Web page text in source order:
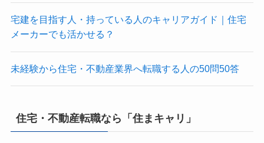
宅建を目指す人・持っている人のキャリアガイド｜住宅
メーカーでも活かせる？
未経験から住宅・不動産業界へ転職する人の50問50答
住宅・不動産転職なら「住まキャリ」